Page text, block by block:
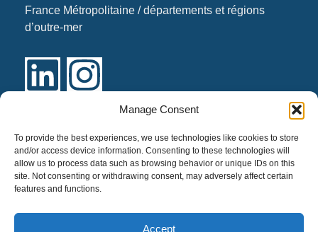
Manage Consent
To provide the best experiences, we use technologies like cookies to store
and/or access device information. Consenting to these technologies will
allow us to process data such as browsing behavior or unique IDs on this
site. Not consenting or withdrawing consent, may adversely affect certain
features and functions.
Accept
France Métropolitaine / départements et régions
d’outre-mer
Liens
Notre identité
Nos services
Nous contacter